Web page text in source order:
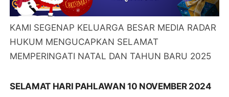
KAMI SEGENAP KELUARGA BESAR MEDIA RADAR
HUKUM MENGUCAPKAN SELAMAT
MEMPERINGATI NATAL DAN TAHUN BARU 2025
SELAMAT HARI PAHLAWAN 10 NOVEMBER 2024